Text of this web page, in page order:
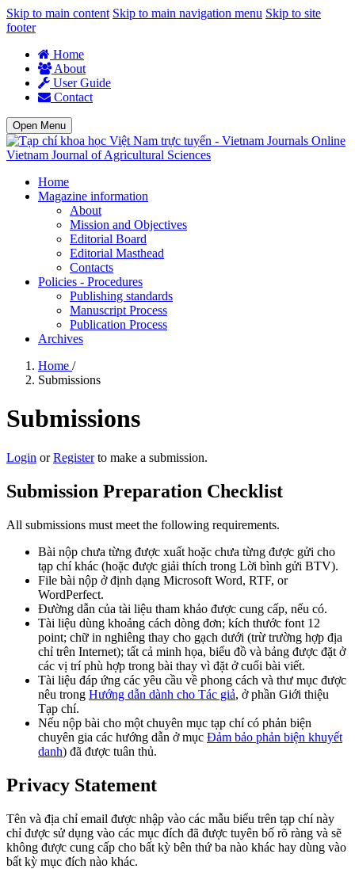
Skip to main content Skip to main navigation menu Skip to site
footer
Home
About
User Guide
Contact
Open Menu
Vietnam Journal of Agricultural Sciences
Home
Magazine information
About
Mission and Objectives
Editorial Board
Editorial Masthead
Contacts
Policies - Procedures
Publishing standards
Manuscript Process
Publication Process
Archives
Home /
Submissions
Submissions
Login orRegisterto make a submission.
Submission Preparation Checklist
All submissions must meet the following requirements.
Bài nộp chưa từng được xuất hoặc chưa từng được gửi cho
tạp chí khác (hoặc được giải thích trong Lời bình gửi BTV).
File bài nộp ở định dạng Microsoft Word, RTF, or
WordPerfect.
Đường dẫn của tài liệu tham khảo được cung cấp, nếu có.
Tài liệu dùng khoảng cách dòng đơn; kích thước font 12
point; chữ in nghiêng thay cho gạch dưới (trừ trường hợp địa
chỉ trên Internet); tất cả minh họa, biểu đồ và bảng được đặt ở
các vị trí phù hợp trong bài thay vì đặt ở cuối bài viết.
Tài liệu đáp ứng các yêu cầu về phong cách và thư mục được
nêu trong Hướng dẫn dành cho Tác giả, ở phần Giới thiệu
Tạp chí.
Nếu nộp bài cho một chuyên mục tạp chí có phản biện
chuyên gia các hướng dẫn ở mục Đảm bảo phản biện khuyết
danh) đã được tuân thủ.
Privacy Statement
Tên và địa chỉ email được nhập vào các mẫu biểu trên tạp chí này
chỉ được sử dụng vào các mục đích đã được tuyên bố rõ ràng và sẽ
không được cung cấp cho bất kỳ bên thứ ba nào khác hay dùng vào
bất kỳ mục đích nào khác.